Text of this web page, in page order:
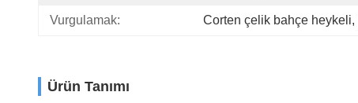
Vurgulamak: Corten çelik bahçe heykeli,
Ürün Tanımı